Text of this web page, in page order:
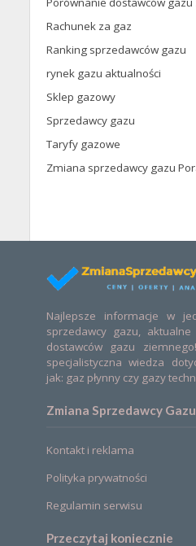
Rachunek za gaz
Ranking sprzedawców gazu
rynek gazu aktualności
Sklep gazowy
Sprzedawcy gazu
Taryfy gazowe
Zmiana sprzedawcy gazu
Najlepsze informacje w
sprzedawcy gazu,
dostawców gazu
specjalistyczna wiedza
jak: gaz płynny czy gazy
Zmiana Sprzedawcy Gazu
Kontakt i reklama
Polityka prywatności
Regulamin serwisu
Przeczytaj koniecznie